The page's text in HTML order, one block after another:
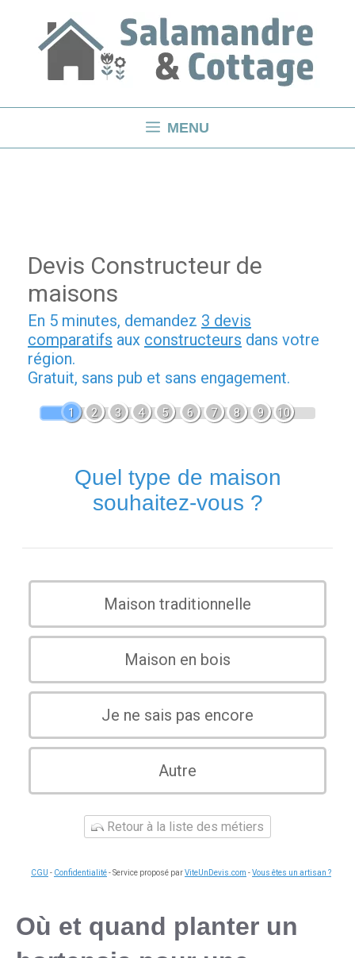
MENU
Devis Constructeur de
maisons
En 5 minutes, demandez 3 devis
comparatifs aux constructeurs dans votre
région.
Gratuit, sans pub et sans engagement.
1 2 3 4 5 6 7 8 9 10
Quel type de maison
souhaitez-vous ?
Maison traditionnelle
Maison en bois
Je ne sais pas encore
Autre
Retour à la liste des métiers
CGU - Confidentialité- Service proposé parViteUnDevis.com -Vous êtes un artisan ?
Où et quand planter un